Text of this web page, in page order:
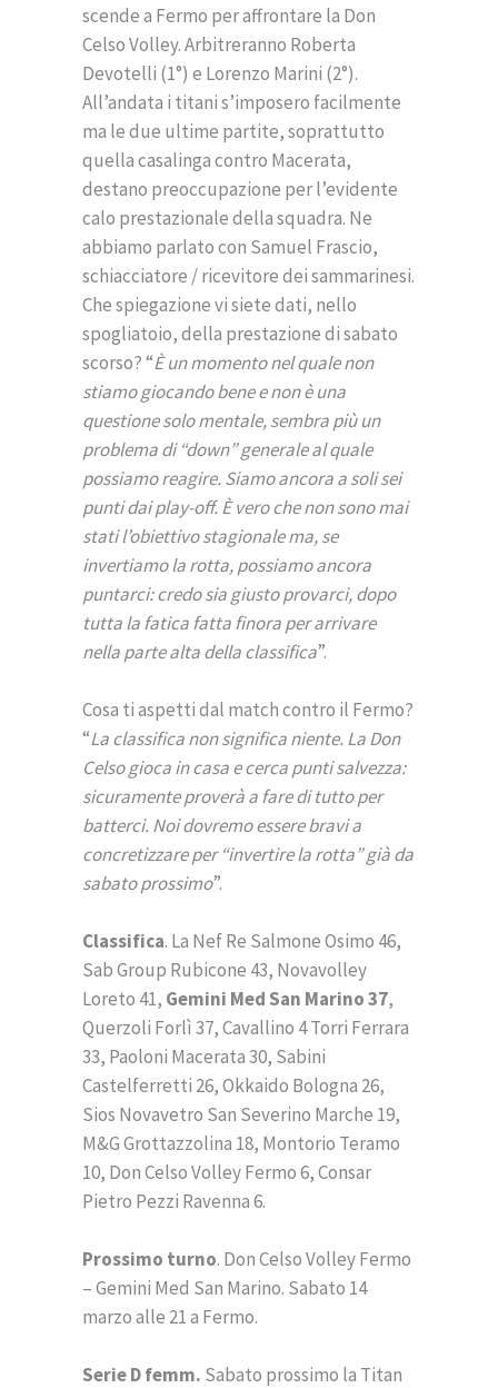
scende a Fermo per affrontare la Don
Celso Volley. Arbitreranno Roberta
Devotelli (1°) e Lorenzo Marini (2°).
All’andata i titani s’imposero facilmente
ma le due ultime partite, soprattutto
quella casalinga contro Macerata,
destano preoccupazione per l’evidente
calo prestazionale della squadra. Ne
abbiamo parlato con Samuel Frascio,
schiacciatore / ricevitore dei sammarinesi.
Che spiegazione vi siete dati, nello
spogliatoio, della prestazione di sabato
scorso? “È un momento nel quale non
stiamo giocando bene e non è una
questione solo mentale, sembra più un
problema di “down” generale al quale
possiamo reagire. Siamo ancora a soli sei
punti dai play-off. È vero che non sono mai
stati l’obiettivo stagionale ma, se
invertiamo la rotta, possiamo ancora
puntarci: credo sia giusto provarci, dopo
tutta la fatica fatta finora per arrivare
nella parte alta della classifica”.
Cosa ti aspetti dal match contro il Fermo?
“La classifica non significa niente. La Don
Celso gioca in casa e cerca punti salvezza:
sicuramente proverà a fare di tutto per
batterci. Noi dovremo essere bravi a
concretizzare per “invertire la rotta” già da
sabato prossimo”.
Classifica. La Nef Re Salmone Osimo 46,
Sab Group Rubicone 43, Novavolley
Loreto 41, Gemini Med San Marino 37,
Querzoli Forlì 37, Cavallino 4 Torri Ferrara
33, Paoloni Macerata 30, Sabini
Castelferretti 26, Okkaido Bologna 26,
Sios Novavetro San Severino Marche 19,
M&G Grottazzolina 18, Montorio Teramo
10, Don Celso Volley Fermo 6, Consar
Pietro Pezzi Ravenna 6.
Prossimo turno. Don Celso Volley Fermo
– Gemini Med San Marino. Sabato 14
marzo alle 21 a Fermo.
Serie D femm. Sabato prossimo la Titan